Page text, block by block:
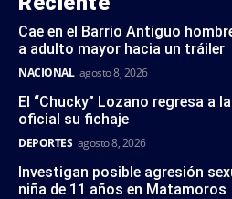
Cae en el Barrio Antiguo
a adulto mayor hacia un tráiler
NACIONAL agosto 8, 2026
El “Chucky” Lozano regresa a
oficial su fichaje
DEPORTES agosto 8, 2026
Investigan posible agresión
niña de 11 años en Matamoros